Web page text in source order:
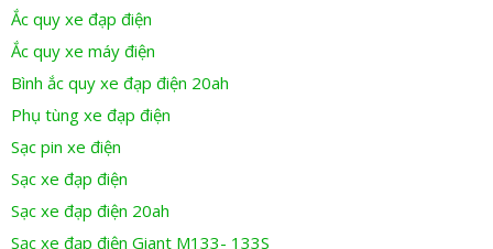
Ắc quy xe đạp điện
Ắc quy xe máy điện
Bình ắc quy xe đạp điện 20ah
Phụ tùng xe đạp điện
Sạc pin xe điện
Sạc xe đạp điện
Sạc xe đạp điện 20ah
Sạc xe đạp điện Giant M133- 133S